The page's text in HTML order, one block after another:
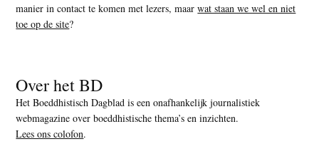
manier in contact te komen met lezers, maarwat staan we wel en niet
toe op de site?
Over het BD
Het Boeddhistisch Dagblad is een onafhankelijk journalistiek
webmagazine over boeddhistische thema’s en inzichten.
Lees ons colofon.